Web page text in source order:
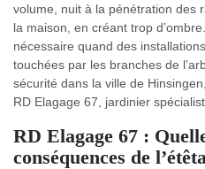
volume, nuit à la pénétration des
la maison, en créant trop
nécessaire quand des
touchées par les branches de
sécurité dans la ville de
RD Elagage 67, jardinier
RD Elagage 67 :
conséquences de